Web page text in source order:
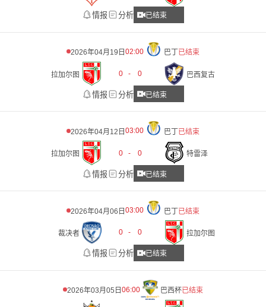
情报 分析 已结束
2026年04月19日 02:00 巴丁 已结束
拉加尔图 0 - 0 巴西复古
情报 分析 已结束
2026年04月12日 03:00 巴丁 已结束
拉加尔图 0 - 0 特雷泽
情报 分析 已结束
2026年04月06日 03:00 巴丁已结束
裁决者 0 - 0 拉加尔图
情报 分析 已结束
2026年03月05日 06:00 巴西杯已结束